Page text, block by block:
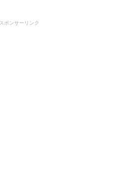
スポンサーリンク